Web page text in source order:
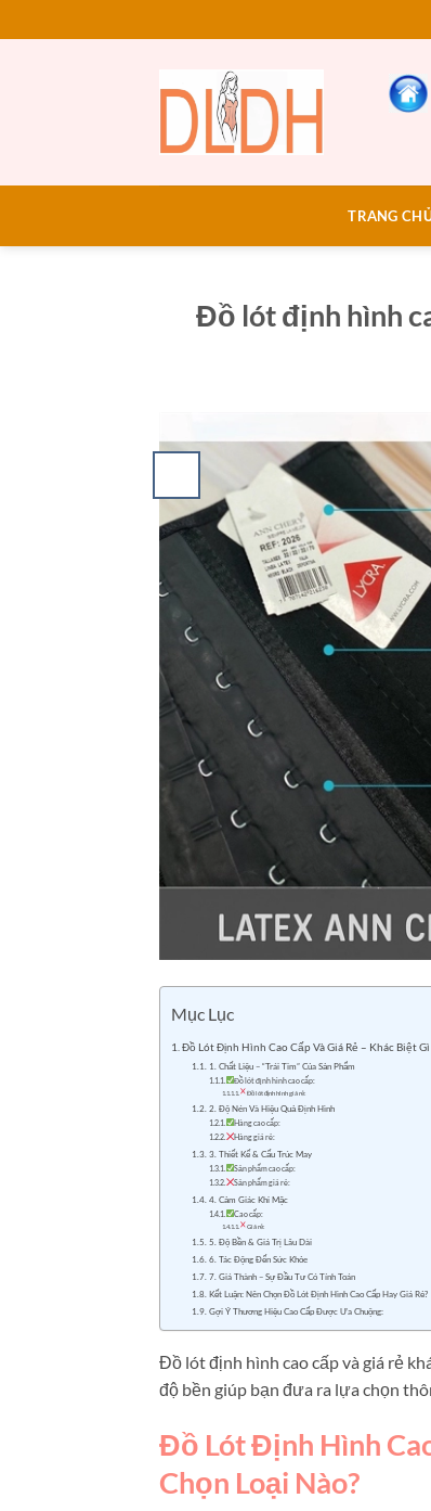
qua
TRANG
Đồ lót định hình
Mục Lục
Đồ Lót Định Hình Cao Cấp Và Giá Rẻ – Khác Biệt
1. Chất Liệu – “Trái Tim” Của Sản Phẩm
Đồ lót định hình cao cấp:
Đồ lót định hình giá rẻ:
2. Độ Nén Và Hiệu Quả Định Hình
Hàng cao cấp:
Hàng giá rẻ:
3. Thiết Kế & Cấu Trúc May
Sản phẩm cao cấp:
Sản phẩm giá rẻ:
4. Cảm Giác Khi Mặc
Cao cấp:
Giá rẻ:
5. Độ Bền & Giá Trị Lâu Dài
6. Tác Động Đến Sức Khỏe
7. Giá Thành – Sự Đầu Tư Có Tính Toán
Kết Luận: Nên Chọn Đồ Lót Định Hình Cao Cấp Hay Giá Rẻ?
Gợi Ý Thương Hiệu Cao Cấp Được Ưa Chuộng:
Đồ lót định hình cao cấp và giá rẻ
độ bền giúp bạn đưa ra lựa chọn
Đồ Lót Định Hình
Chọn Loại Nào?